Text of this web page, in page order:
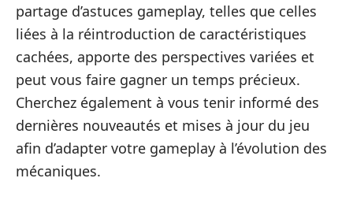
partage d’astuces gameplay, telles que celles
liées à la réintroduction de caractéristiques
cachées, apporte des perspectives variées et
peut vous faire gagner un temps précieux.
Cherchez également à vous tenir informé des
dernières nouveautés et mises à jour du jeu
afin d’adapter votre gameplay à l’évolution des
mécaniques.